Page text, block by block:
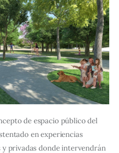
de espacio público del
en experiencias
privadas donde intervendrán